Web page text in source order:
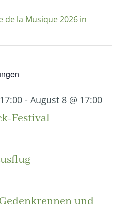
de la Musique 2026 in
- August 8 @ 17:00
Festival
und